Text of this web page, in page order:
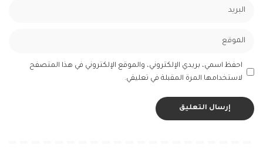
احفظ اسمي، بريدي الإلكتروني، والموقع الإلكتروني في هذا المتصفح
لاستخدامها المرة المقبلة في تعليقي.